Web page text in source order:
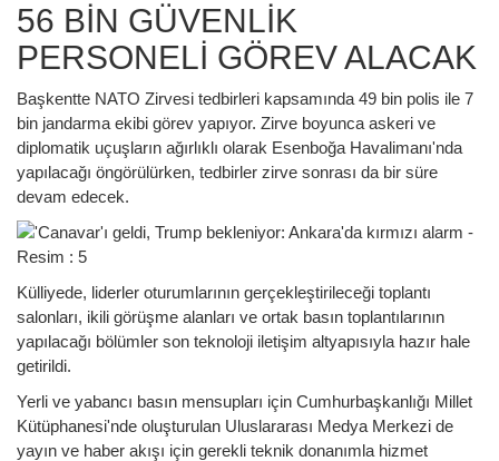
56 BİN GÜVENLİK
PERSONELİ GÖREV ALACAK
Başkentte NATO Zirvesi tedbirleri kapsamında 49 bin polis ile 7
bin jandarma ekibi görev yapıyor. Zirve boyunca askeri ve
diplomatik uçuşların ağırlıklı olarak Esenboğa Havalimanı'nda
yapılacağı öngörülürken, tedbirler zirve sonrası da bir süre
devam edecek.
Külliyede, liderler oturumlarının gerçekleştirileceği toplantı
salonları, ikili görüşme alanları ve ortak basın toplantılarının
yapılacağı bölümler son teknoloji iletişim altyapısıyla hazır hale
getirildi.
Yerli ve yabancı basın mensupları için Cumhurbaşkanlığı Millet
Kütüphanesi'nde oluşturulan Uluslararası Medya Merkezi de
yayın ve haber akışı için gerekli teknik donanımla hizmet